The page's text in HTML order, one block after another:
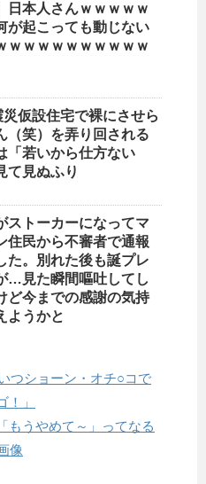
日本人さんｗｗｗｗｗ
が起こっても動じない
ｗｗｗｗｗｗｗｗｗｗ
仮設住宅で裸にさせら
（笑）を弄り回される
「若いから仕方ない
て見ぬふり
ストーカーになってマ
住民から不審者で通報
た。別れた後も誕プレ
…見た瞬間嘔吐してし
ど今までの感謝の気持
ようかと
つショーン・オチ○コで
！」
もうやめて～」ってなる
像